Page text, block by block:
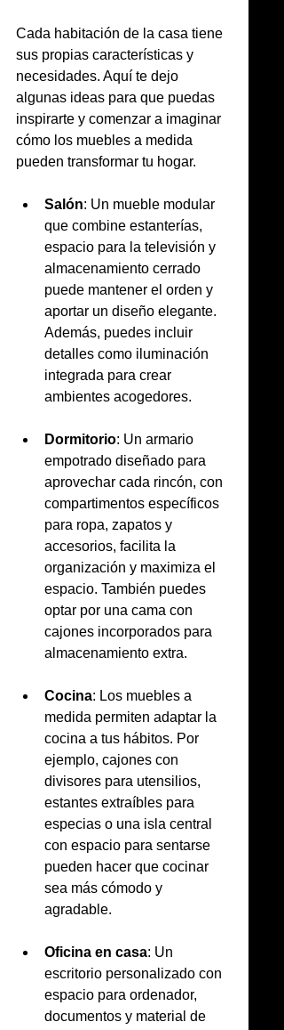
Cada habitación de la casa tiene
sus propias características y
necesidades. Aquí te dejo
algunas ideas para que puedas
inspirarte y comenzar a imaginar
cómo los muebles a medida
pueden transformar tu hogar.
Salón: Un mueble modular
que combine estanterías,
espacio para la televisión y
almacenamiento cerrado
puede mantener el orden y
aportar un diseño elegante.
Además, puedes incluir
detalles como iluminación
integrada para crear
ambientes acogedores.
Dormitorio: Un armario
empotrado diseñado para
aprovechar cada rincón, con
compartimentos específicos
para ropa, zapatos y
accesorios, facilita la
organización y maximiza el
espacio. También puedes
optar por una cama con
cajones incorporados para
almacenamiento extra.
Cocina: Los muebles a
medida permiten adaptar la
cocina a tus hábitos. Por
ejemplo, cajones con
divisores para utensilios,
estantes extraíbles para
especias o una isla central
con espacio para sentarse
pueden hacer que cocinar
sea más cómodo y
agradable.
Oficina en casa: Un
escritorio personalizado con
espacio para ordenador,
documentos y material de